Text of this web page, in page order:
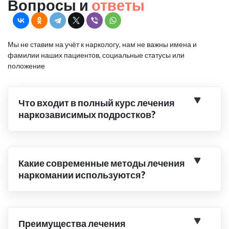
Вопросы и ответы
Мы не ставим на учёт к наркологу, нам не важны имена и
фамилии наших пациентов, социальные статусы или
положение
Что входит в полный курс лечения
наркозависимых подростков?
Какие современные методы лечения
наркомании используются?
Преимущества лечения